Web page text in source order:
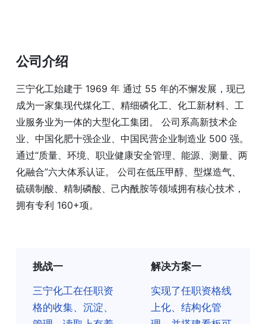
公司介绍
三宁化工始建于 1969 年 通过 55 年的不懈发展，现已
成为一家集现代煤化工、精细磷化工、化工新材料、工
业服务业为一体的大型化工集团。 公司系高新技术企
业、中国化肥十强企业、中国民营企业制造业 500 强。
通过“质量、环境、职业健康安全管理、能源、测量、两
化融合”六大体系认证。 公司在低压甲醇、型煤造气、
硫磺制酸、精制磷酸、己内酰胺等领域拥有核心技术，
拥有专利 160+项。
挑战一
三宁化工在任职资
格的收集、沉淀、
解决方案一
实现了任职资格线
上化、结构化管